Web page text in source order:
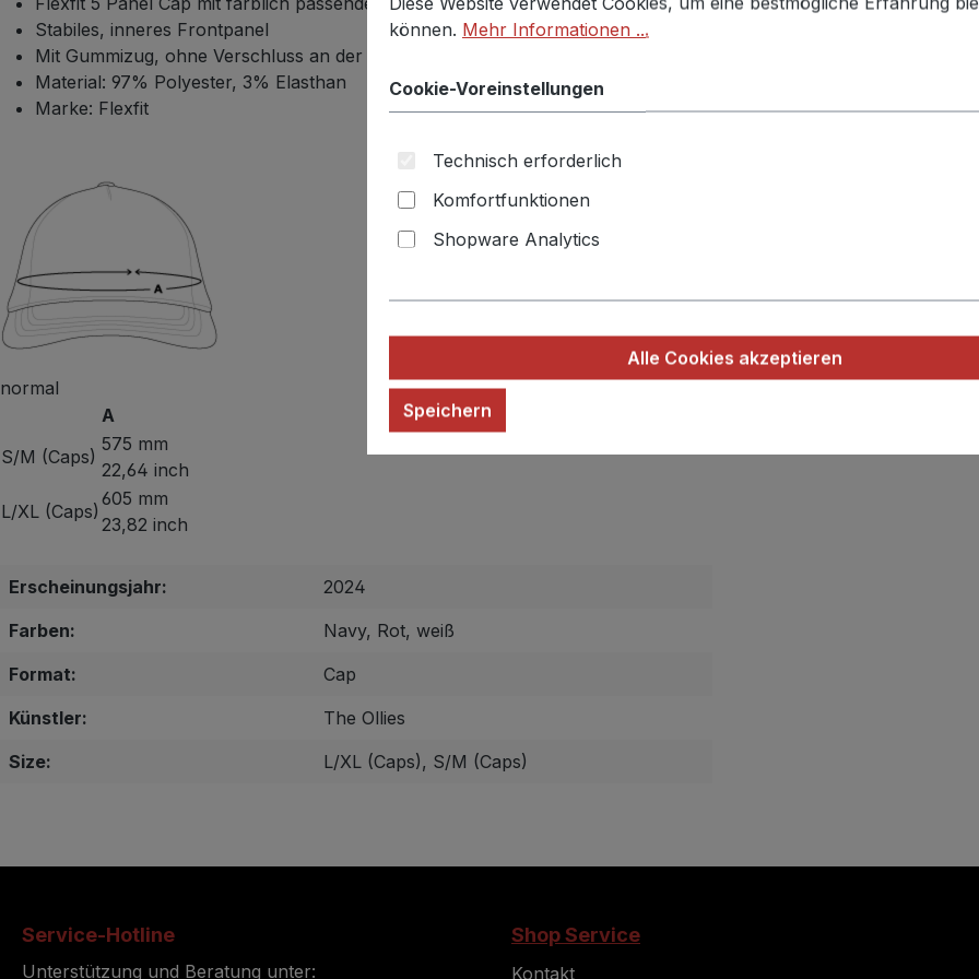
Stabiles, inneres Frontpanel
Mit Gummizug, ohne Verschluss an der Rückseite
Material: 97% Polyester, 3% Elasthan
Marke: Flexfit
normal
A
S/M (Caps)
575 mm
22,64 inch
L/XL (Caps)
605 mm
23,82 inch
Erscheinungsjahr:
2024
Farben:
Navy, Rot, weiß
Format:
Cap
Künstler:
The Ollies
Size:
L/XL (Caps), S/M (Caps)
Service-Hotline
Unterstützung und Beratung unter:
Shop Service
Kontakt
können. Mehr Informationen ...
Cookie-Voreinstellungen
Technisch erforderlich
Komfortfunktionen
Shopware Analytics
Alle Cookies akzeptieren
Speichern